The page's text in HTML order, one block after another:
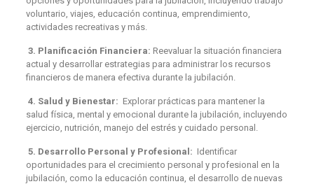
voluntario, viajes, educación continua, emprendimiento,
actividades recreativas y más.
3. Planificación Financiera: Reevaluar la situación financiera
actual y desarrollar estrategias para administrar los recursos
financieros de manera efectiva durante la jubilación.
4. Salud y Bienestar: Explorar prácticas para mantener la
salud física, mental y emocional durante la jubilación, incluyendo
ejercicio, nutrición, manejo del estrés y cuidado personal.
5. Desarrollo Personal y Profesional: Identificar
oportunidades para el crecimiento personal y profesional en la
jubilación, como la educación continua, el desarrollo de nuevas